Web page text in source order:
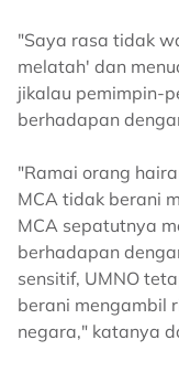
"Saya rasa tidak
melatah' dan
jikalau pemimpin-
berhadapan
"Ramai orang
MCA tidak berani
MCA sepatutnya
berhadapan
sensitif, UMNO
berani mengambil
negara," katanya